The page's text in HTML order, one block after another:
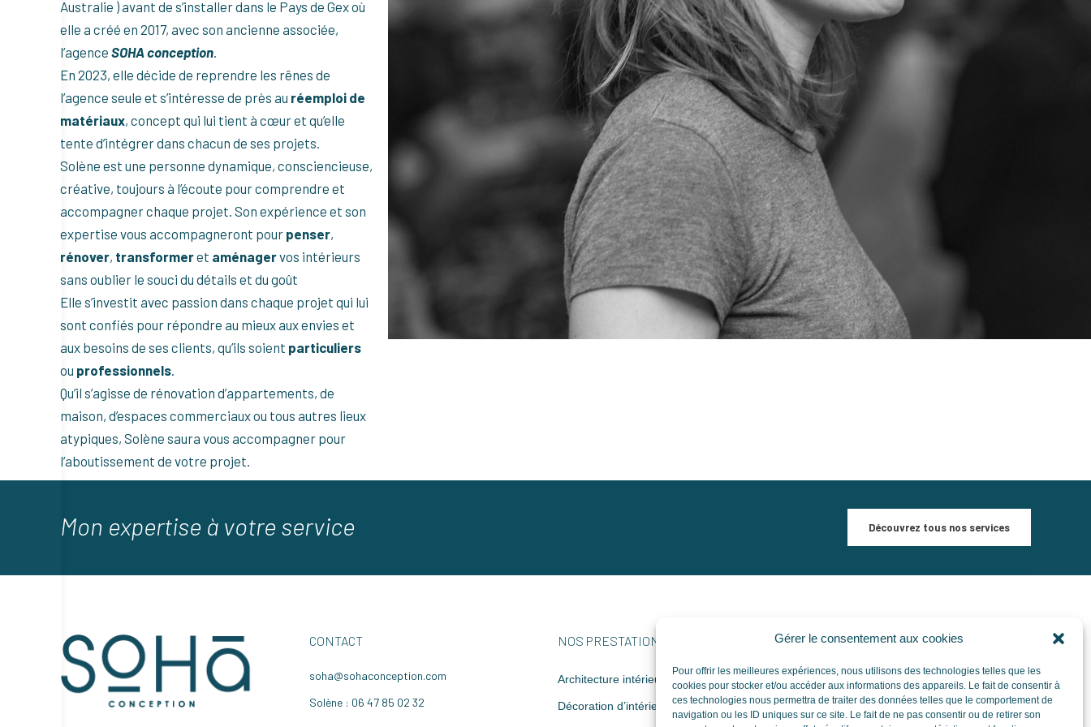
Gérer le consentement aux cookies
Pour offrir les meilleures expériences, nous utilisons des technologies telles que les
cookies pour stocker et/ou accéder aux informations des appareils. Le fait de consentir à
ces technologies nous permettra de traiter des données telles que le comportement de
navigation ou les ID uniques sur ce site. Le fait de ne pas consentir ou de retirer son
Australie ) avant de s’installer dans le Pays de Gex où
elle a créé en 2017, avec son ancienne associée,
l’agence SOHA conception.
En 2023, elle décide de reprendre les rênes de
l’agence seule et s’intéresse de près au réemploi de
matériaux, concept qui lui tient à cœur et qu’elle
tente d’intégrer dans chacun de ses projets.
Solène est une personne dynamique, consciencieuse,
créative, toujours à l’écoute pour comprendre et
accompagner chaque projet. Son expérience et son
expertise vous accompagneront pour penser,
rénover, transformeret aménagervos intérieurs
sans oublier le souci du détails et du goût
Elle s’investit avec passion dans chaque projet qui lui
sont confiés pour répondre au mieux aux envies et
aux besoins de ses clients, qu’ils soient particuliers
ou professionnels.
Qu’il s’agisse de rénovation d’appartements, de
maison, d’espaces commerciaux ou tous autres lieux
atypiques, Solène saura vous accompagner pour
l’aboutissement de votre projet.
Mon expertise à votre service Découvrez tous nos services
CONTACT
soha@sohaconception.com
Solène : 06 47 85 02 32
NOS PRESTATIONS
Architecture intérieure
Décoration d’intérieur
DÉCOUVREZ NOS PARTENARIATS
Nos partenaires